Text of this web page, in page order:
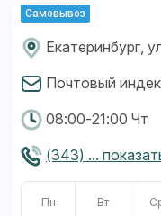
Самовывоз
Екатеринбург,
Почтовый
08:00-21:00 Чт
(343) ...
Пн Вт